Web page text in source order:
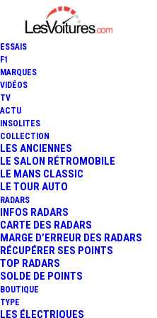
ESSAIS
F1
MARQUES
VIDÉOS
TV
ACTU
INSOLITES
COLLECTION
LES ANCIENNES
LE SALON RÉTROMOBILE
LE MANS CLASSIC
LE TOUR AUTO
RADARS
INFOS RADARS
CARTE DES RADARS
MARGE D’ERREUR DES RADARS
RÉCUPÉRER SES POINTS
TOP RADARS
SOLDE DE POINTS
BOUTIQUE
TYPE
LES ÉLECTRIQUES
26 janvier 2020
WRC –